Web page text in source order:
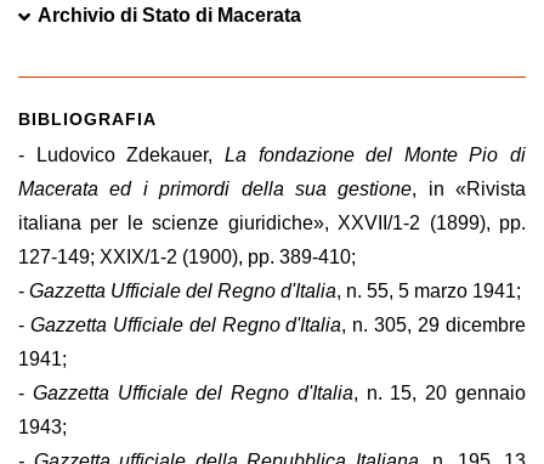
Archivio di Stato di Macerata
BIBLIOGRAFIA
- Ludovico Zdekauer, La fondazione del Monte Pio di
Macerata ed i primordi della sua gestione, in «Rivista
italiana per le scienze giuridiche», XXVII/1-2 (1899), pp.
127-149; XXIX/1-2 (1900), pp. 389-410;
- Gazzetta Ufficiale del Regno d'Italia, n. 55, 5 marzo 1941;
- Gazzetta Ufficiale del Regno d'Italia, n. 305, 29 dicembre
1941;
- Gazzetta Ufficiale del Regno d'Italia, n. 15, 20 gennaio
1943;